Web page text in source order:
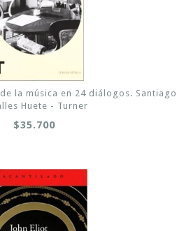
la música en 24 diálogos. Santiago
Huete - Turner
$35.700